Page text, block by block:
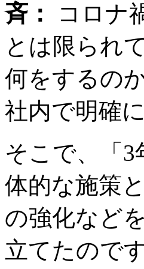
斉：
コロナ
とは限られ
何をするの
社内で明確
そこで、「
体的な施策
の強化など
立てたので